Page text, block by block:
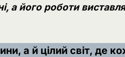
а його роботи
а й цілий світ, де